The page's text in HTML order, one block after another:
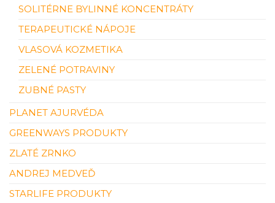
SOLITÉRNE BYLINNÉ KONCENTRÁTY
TERAPEUTICKÉ NÁPOJE
VLASOVÁ KOZMETIKA
ZELENÉ POTRAVINY
ZUBNÉ PASTY
PLANET AJURVÉDA
GREENWAYS PRODUKTY
ZLATÉ ZRNKO
ANDREJ MEDVEĎ
STARLIFE PRODUKTY